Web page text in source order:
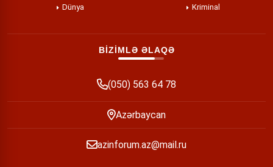
Dünya Kriminal
BİZİMLƏ ƏLAQƏ
(050) 563 64 78
Azərbaycan
azinforum.az@mail.ru